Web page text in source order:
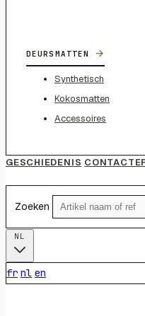
DEURSMATTEN →
Synthetisch
Kokosmatten
Accessoires
GESCHIEDENIS
Zoeken
fr nl en